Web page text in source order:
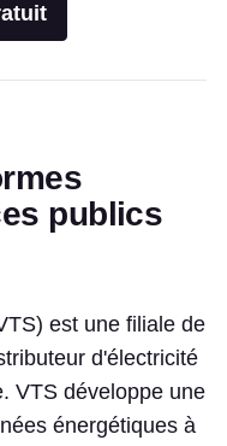
publics
est une filiale de
d'électricité
VTS développe une
énergétiques à